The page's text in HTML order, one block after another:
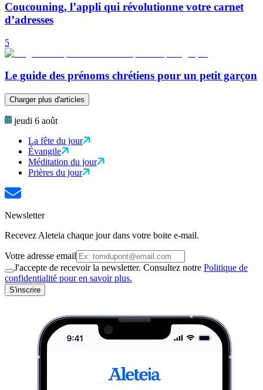
Coucouning, l’appli qui révolutionne votre carnet
d’adresses
5
Le guide des prénoms chrétiens pour un petit garçon
Charger plus d'articles
jeudi 6 août
La fête du jour
Évangile
Méditation du jour
Prières du jour
Newsletter
Recevez Aleteia chaque jour dans votre boite e-mail.
Votre adresse email
J'accepte de recevoir la newsletter. Consultez notre Politique de
confidentialité pour en savoir plus.
S'inscrire